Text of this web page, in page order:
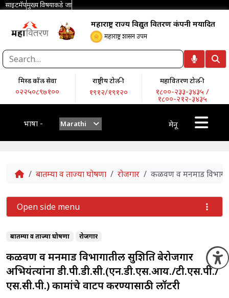
साइटमॅपमुख्य विषयाकडे जा
महाराष्ट्र राज्य विद्युत वितरण कंपनी मर्यादित
महाराष्ट्र शासन उपक्रम
मिस्ड कॉल सेवा
०२२५०८९७१००
राष्ट्रीय टोल-फ्री
१९१२/१९१२०
महावितरण टोल-फ्री
१८००-२३३-३४३५ /
१८००-२१२-३४३५
भाषा - Marathi मेनू
Home
बातम्या व ताज्या घोषणा रोजगार कळवण व मनमाड
बातम्या व ताज्या घोषणा रोजगार
कळवण व मनमाड विभागातील सुशिक्षित बेरोजगार
अभियंत्यांना डी.पी.डी.सी.(एन.डी.एस.आय./टी.एस.पी./
एस.सी.पी.) कामांचे वाटप करण्यासाठी लॉटरी
Open side menu